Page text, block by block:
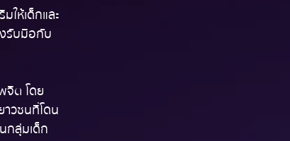
ให้เด็กและ
รับมือกับ
จิต โดย
าวชนที่โดน
กลุ่มเด็ก